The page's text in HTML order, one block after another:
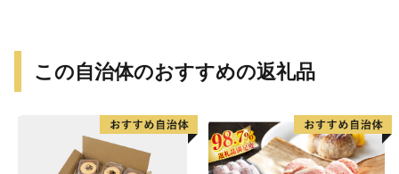
この自治体のおすすめの返礼品